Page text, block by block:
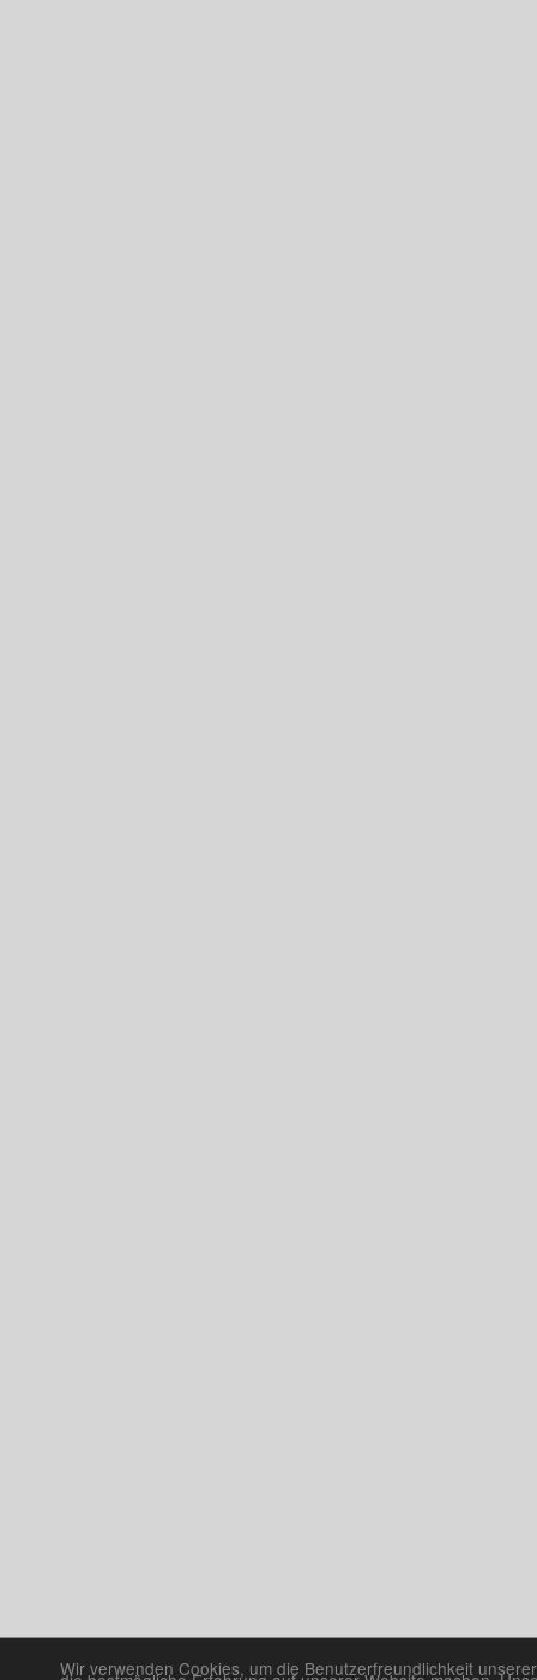
Wir verwenden Cookies, um die Benutzerfreundlichkeit